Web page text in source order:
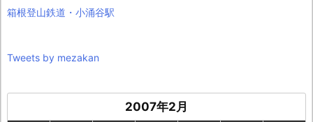
箱根登山鉄道・小涌谷駅
Tweets by mezakan
2007年2月